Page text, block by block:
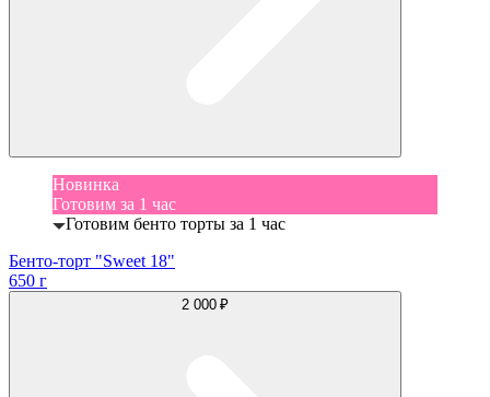
Новинка
Готовим за 1 час
Готовим бенто торты за 1 час
Бенто-торт "Sweet 18"
650 г
2 000 ₽